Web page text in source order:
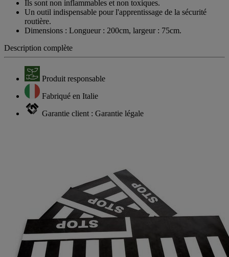
Ils sont non inflammables et non toxiques.
Un outil indispensable pour l'apprentissage de la sécurité
routière.
Dimensions : Longueur : 200cm, largeur : 75cm.
Description complète
Produit responsable
Fabriqué en Italie
Garantie client : Garantie légale